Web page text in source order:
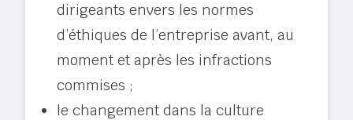
dirigeants envers les normes
d’éthiques de l’entreprise avant, au
moment et après les infractions
commises ;
le changement dans la culture